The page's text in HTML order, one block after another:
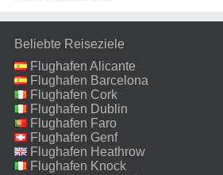
Beliebte Reiseziele
Flughafen Alicante
Flughafen Barcelona
Flughafen Cork
Flughafen Dublin
Flughafen Faro
Flughafen Genf
Flughafen Heathrow
Flughafen Knock